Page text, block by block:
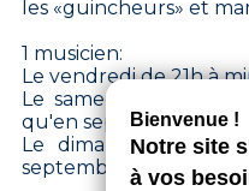
les «guincheurs» et
1 musicien:
Le vendredi de 21h à
Le samedi de 21h à
qu'en septembre et
Le dimanche de 14h
septembre et octobre.